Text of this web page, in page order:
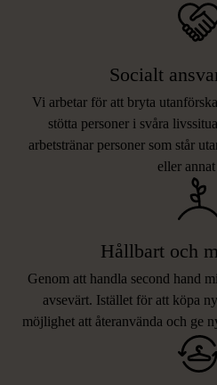
Socialt
Vi arbetar för att bryta
stötta personer i svåra
arbetstränar personer som står
eller annat
Hållbart och
Genom att handla second hand
avsevärt. Istället för att köpa
möjlighet att återanvända och ge